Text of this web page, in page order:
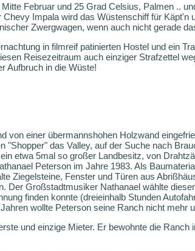
Februar und 25 Grad Celsius, Palmen ..
Impala wird das Wüstenschiff für Käpt'n
Zwergwagen, wenn auch nicht gerade
in filmreif patinierten Hostel und ein
Reisezeitraum auch einziger Strafzettel
Aufbruch in die Wüste!
von einer übermannshohen Holzwand
"Shopper" das Valley, auf der Suche nach
etwa 5mal so großer Landbesitz, von
Peterson im Jahre 1983. Als
Ziegelsteine, Fenster und Türen aus
Der Großstadtmusiker Nathanael wählte
finden konnte (dreieinhalb Stunden
wollte Peterson seine Ranch nicht mehr
und einzige Mieter. Er bewohnte die